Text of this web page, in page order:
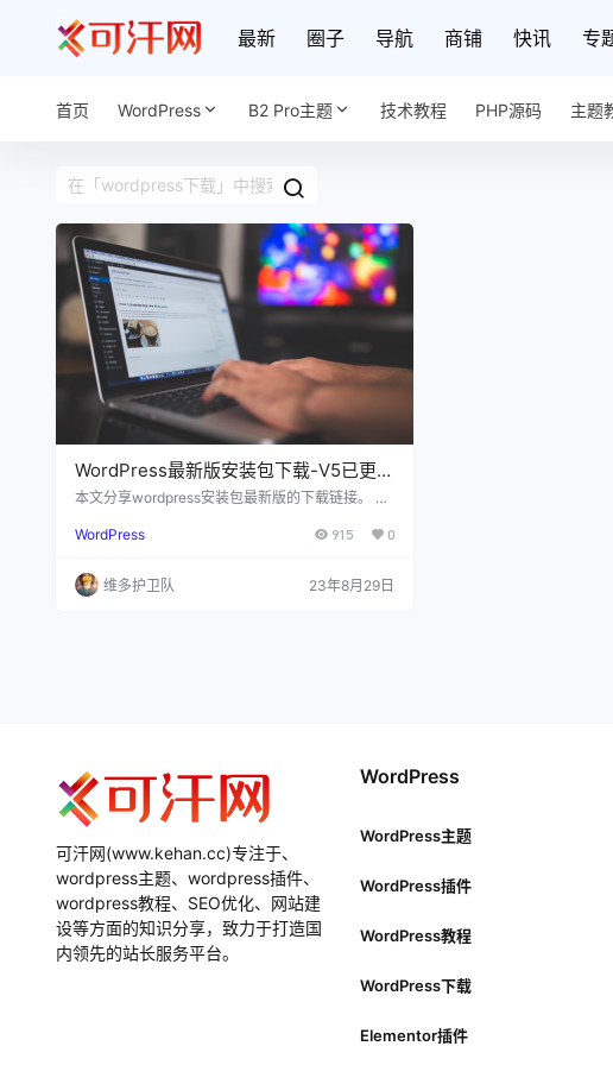
最新 圈子 导航 商铺 快讯 专
首页 WordPress B2 Pro主题 技术教程 PHP源码 主题
WordPress最新版安装包下载-V5已更
新
本文分享wordpress安装包最新版的下载链接。 一
ess官方最新版下载 wordpress官方最新中文版下
(推荐) wordpress最新英文版下载：https://wordpr
ess.org/latest.zip WordPress历史版本下载…
WordPress 915 0
维多护卫队 23年8月29日
可汗网(www.kehan.cc)专注于、
wordpress主题、wordpress插件、
wordpress教程、SEO优化、网站建
设等方面的知识分享，致力于打造国
内领先的站长服务平台。
WordPress
WordPress主题
WordPress插件
WordPress教程
WordPress下载
Elementor插件